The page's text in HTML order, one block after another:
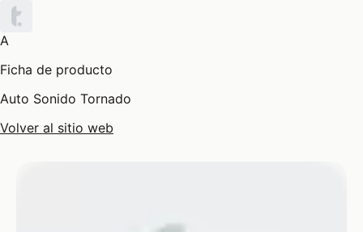
A
Ficha de producto
Auto Sonido Tornado
Volver al sitio web